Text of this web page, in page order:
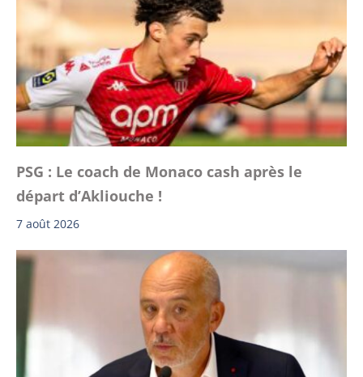
PSG : Le coach de Monaco cash après le
départ d’Akliouche !
7 août 2026